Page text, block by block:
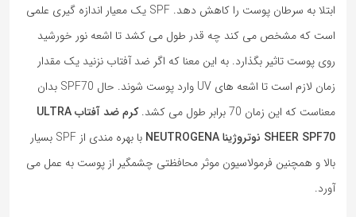
ابتلا به سرطان پوست را کاهش دهد. SPF یک معیار اندازه گیری علمی
است که مشخص می کند چه قدر طول می کشد تا اشعه نور خورشید
روی پوست تاثیر بگذارد. به این معنا که اگر ضد آفتاب نزنید یک مقدار
زمان لازم است تا اشعه های UV وارد پوست شوند. حال SPF70 بدان
معناست که این زمان 70 برابر طول می کشد.
کرم ضد آفتاب ULTRA
SHEER SPF70 نوتروژینا NEUTROGENA
با بهره مندی از SPF بسیار
بالا و همچنین فرمولاسیون موثر محافظتی چشمگیر از پوست به عمل می
آورد.